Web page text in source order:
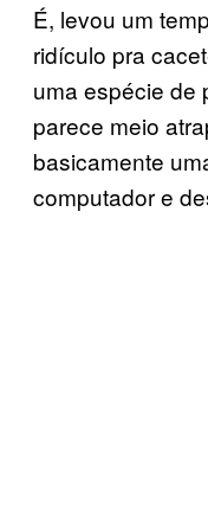
É, levou um
ridículo pra
uma espécie de
parece meio
basicamente
computador e